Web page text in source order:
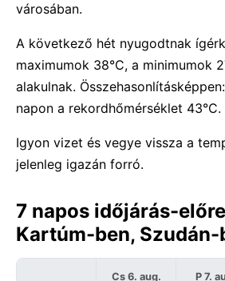
városában.
A következő hét nyugodtnak
maximumok 38°C, a minimumok
alakulnak.
napon a rekordhőmérséklet 43°C.
Igyon vizet és vegye vissza a
jelenleg igazán forró.
7 napos időjárás-
Kartúm-ben,
Cs 6. aug. P 7.